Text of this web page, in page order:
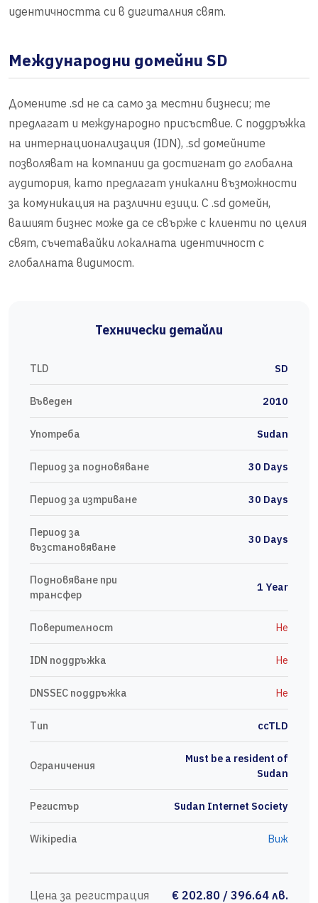
идентичността си в дигиталния свят.
Международни домейни SD
Домените .sd не са само за местни бизнеси; те
предлагат и международно присъствие. С поддръжка
на интернационализация (IDN), .sd домейните
позволяват на компании да достигнат до глобална
аудитория, като предлагат уникални възможности
за комуникация на различни езици. С .sd домейн,
вашият бизнес може да се свърже с клиенти по целия
свят, съчетавайки локалната идентичност с
глобалната видимост.
Технически детайли
TLD SD
Въведен 2010
Употреба Sudan
Период за подновяване 30 Days
Период за изтриване 30 Days
Период за
възстановяване
30 Days
Подновяване при
трансфер
1 Year
Поверителност Не
IDN поддръжка Не
DNSSEC поддръжка Не
Тип ccTLD
Ограничения
Must be a resident of
Sudan
Регистър Sudan Internet Society
Wikipedia Виж
Цена за регистрация € 202.80 / 396.64 лв.